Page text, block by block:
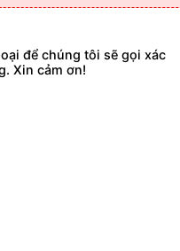
để chúng tôi sẽ gọi xác
Xin cảm ơn!